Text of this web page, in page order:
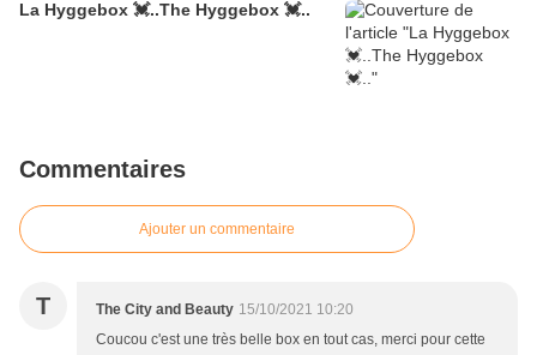
La Hyggebox 💓..The Hyggebox 💓..
Commentaires
Ajouter un commentaire
T The City and Beauty 15/10/2021 10:20
Coucou c'est une très belle box en tout cas, merci pour cette